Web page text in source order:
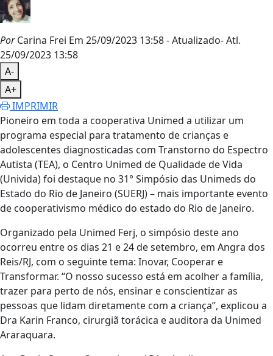
PorCarina Frei Em 25/09/2023 13:58- Atualizado- Atl.
25/09/2023 13:58
A-
A+
IMPRIMIR
Pioneiro em toda a cooperativa Unimed a utilizar um
programa especial para tratamento de crianças e
adolescentes diagnosticadas com Transtorno do Espectro
Autista (TEA), o Centro Unimed de Qualidade de Vida
(Univida) foi destaque no 31° Simpósio das Unimeds do
Estado do Rio de Janeiro (SUERJ) – mais importante evento
de cooperativismo médico do estado do Rio de Janeiro.
Organizado pela Unimed Ferj, o simpósio deste ano
ocorreu entre os dias 21 e 24 de setembro, em Angra dos
Reis/RJ, com o seguinte tema: Inovar, Cooperar e
Transformar. “O nosso sucesso está em acolher a família,
trazer para perto de nós, ensinar e conscientizar as
pessoas que lidam diretamente com a criança”, explicou a
Dra Karin Franco, cirurgiã torácica e auditora da Unimed
Araraquara.